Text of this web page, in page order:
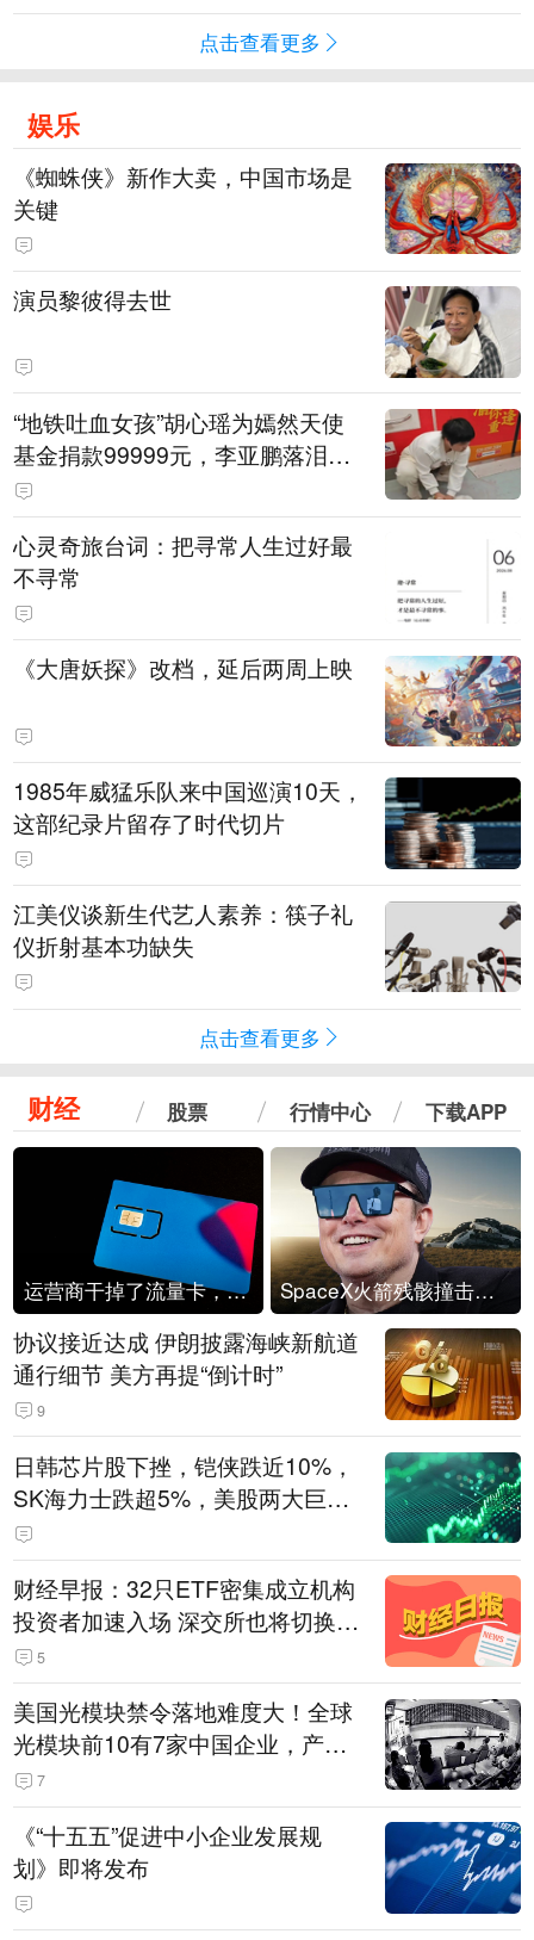
点击查看更多
娱乐
《蜘蛛侠》新作大卖，中国市场是
关键
演员黎彼得去世
“地铁吐血女孩”胡心瑶为嫣然天使
基金捐款99999元，李亚鹏落泪感
谢：我个人向她捐赠99999元，也
向其病友之家捐赠99999元
心灵奇旅台词：把寻常人生过好最
不寻常
《大唐妖探》改档，延后两周上映
1985年威猛乐队来中国巡演10天，
这部纪录片留存了时代切片
江美仪谈新生代艺人素养：筷子礼
仪折射基本功缺失
点击查看更多
财经 股票 行情中心 下载APP
运营商干掉了流量卡，他们真的玩不起了 SpaceX火箭残骸撞击月球
协议接近达成 伊朗披露海峡新航道
通行细节 美方再提“倒计时”
9
日韩芯片股下挫，铠侠跌近10%，
SK海力士跌超5%，美股两大巨头
遭遇业绩杀
财经早报：32只ETF密集成立机构
投资者加速入场 深交所也将切换交
易线路
5
美国光模块禁令落地难度大！全球
光模块前10有7家中国企业，产业
界人士：想“脱钩”并不容易
7
《“十五五”促进中小企业发展规
划》即将发布